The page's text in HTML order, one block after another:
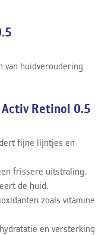
van huidveroudering
Retinol 0.5
fijne lijntjes en
frissere uitstraling.
de huid.
zoals vitamine
en versterking